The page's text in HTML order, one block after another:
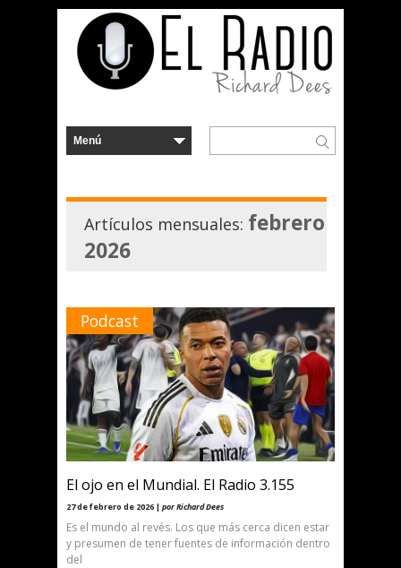
Artículos mensuales: febrero
2026
Podcast
El ojo en el Mundial. El Radio 3.155
27 de febrero de 2026 | por Richard Dees
Es el mundo al revés. Los que más cerca dicen estar
y presumen de tener fuentes de información dentro
del